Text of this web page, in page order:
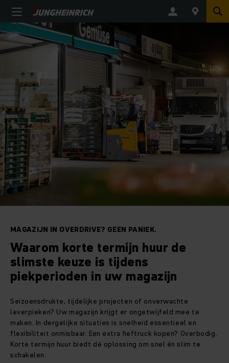
MAGAZIJN IN OVERDRIVE? GEEN PANIEK.
Waarom korte termijn huur de
slimste keuze is tijdens
piekperioden in uw magazijn
Seizoensdrukte, tijdelijke projecten of onverwachte
leverpieken? Uw magazijn krijgt er ongetwijfeld mee te
maken. In dergelijke situaties is snelheid essentieel en
flexibiliteit onmisbaar. Een extra heftruck kopen? Overbodig.
Korte termijn huur biedt dé oplossing om snel én slim te
schakelen.